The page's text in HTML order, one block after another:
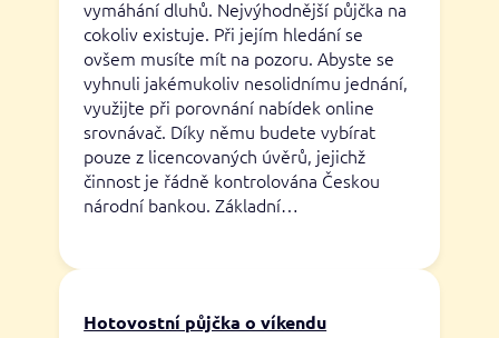
vymáhání dluhů. Nejvýhodnější půjčka na
cokoliv existuje. Při jejím hledání se
ovšem musíte mít na pozoru. Abyste se
vyhnuli jakémukoliv nesolidnímu jednání,
využijte při porovnání nabídek online
srovnávač. Díky němu budete vybírat
pouze z licencovaných úvěrů, jejichž
činnost je řádně kontrolována Českou
národní bankou. Základní…
Hotovostní půjčka o víkendu